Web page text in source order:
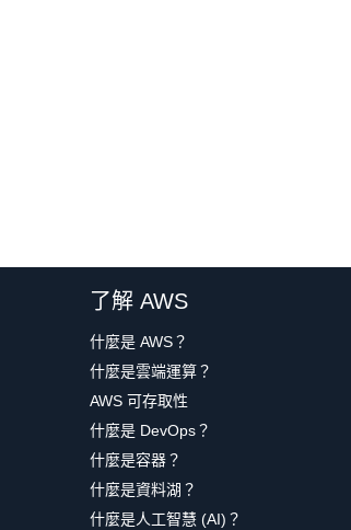
了解 AWS
什麼是 AWS？
什麼是雲端運算？
AWS 可存取性
什麼是 DevOps？
什麼是容器？
什麼是資料湖？
什麼是人工智慧 (AI)？